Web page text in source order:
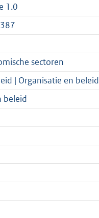
1.0
sectoren
| Organisatie en beleid
beleid